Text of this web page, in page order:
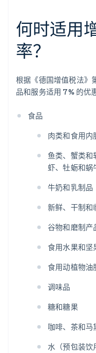
何时适用
率？
根据《德国增值税法》
品和服务适用 7% 的优
食品
肉类和食用内
鱼类、蟹类
虾、牡蛎和蜗
牛奶和乳制品
新鲜、干制和
谷物和磨制产
食用水果和坚
食用动植物油
调味品
糖和糖果
咖啡、茶和马
水（预包装饮